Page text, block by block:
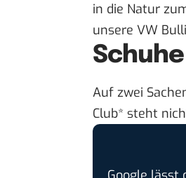
in die Natur
unsere VW
Auf zwei
Club* steht